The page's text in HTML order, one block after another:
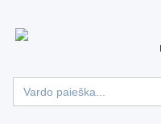
Search
for: